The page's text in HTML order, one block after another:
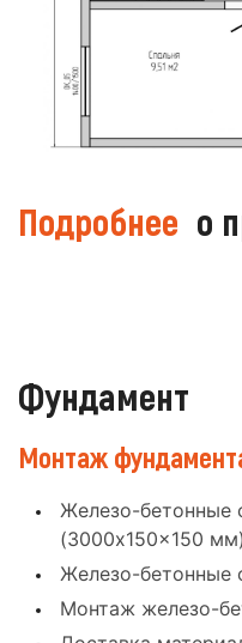
Подробнее о
Фундамент
Монтаж
Железо-бетонные
(3000x150x150
Железо-бетонные
Монтаж железо-